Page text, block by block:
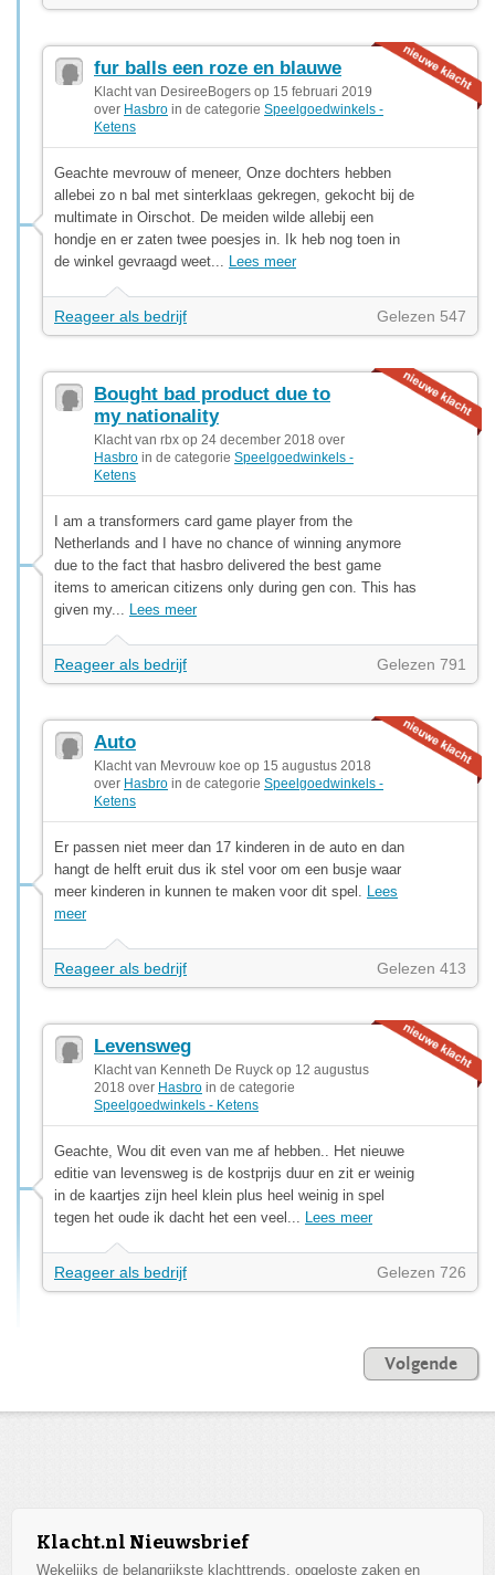
fur balls een roze en blauwe
Klacht van DesireeBogers op 15 februari 2019
over Hasbro in de categorie Speelgoedwinkels -
Ketens
Geachte mevrouw of meneer, Onze dochters hebben
allebei zo n bal met sinterklaas gekregen, gekocht bij de
multimate in Oirschot. De meiden wilde allebij een
hondje en er zaten twee poesjes in. Ik heb nog toen in
de winkel gevraagd weet... Lees meer
Reageer als bedrijf Gelezen 547
Bought bad product due to
my nationality
Klacht van rbx op 24 december 2018 over
Hasbro in de categorie Speelgoedwinkels -
Ketens
I am a transformers card game player from the
Netherlands and I have no chance of winning anymore
due to the fact that hasbro delivered the best game
items to american citizens only during gen con. This has
given my... Lees meer
Reageer als bedrijf Gelezen 791
Auto
Klacht van Mevrouw koe op 15 augustus 2018
over Hasbro in de categorie Speelgoedwinkels -
Ketens
Er passen niet meer dan 17 kinderen in de auto en dan
hangt de helft eruit dus ik stel voor om een busje waar
meer kinderen in kunnen te maken voor dit spel. Lees
meer
Reageer als bedrijf Gelezen 413
Levensweg
Klacht van Kenneth De Ruyck op 12 augustus
2018 over Hasbro in de categorie
Speelgoedwinkels - Ketens
Geachte, Wou dit even van me af hebben.. Het nieuwe
editie van levensweg is de kostprijs duur en zit er weinig
in de kaartjes zijn heel klein plus heel weinig in spel
tegen het oude ik dacht het een veel... Lees meer
Reageer als bedrijf Gelezen 726
Volgende
Klacht.nl Nieuwsbrief
Wekelijks de belangrijkste klachttrends, opgeloste zaken en